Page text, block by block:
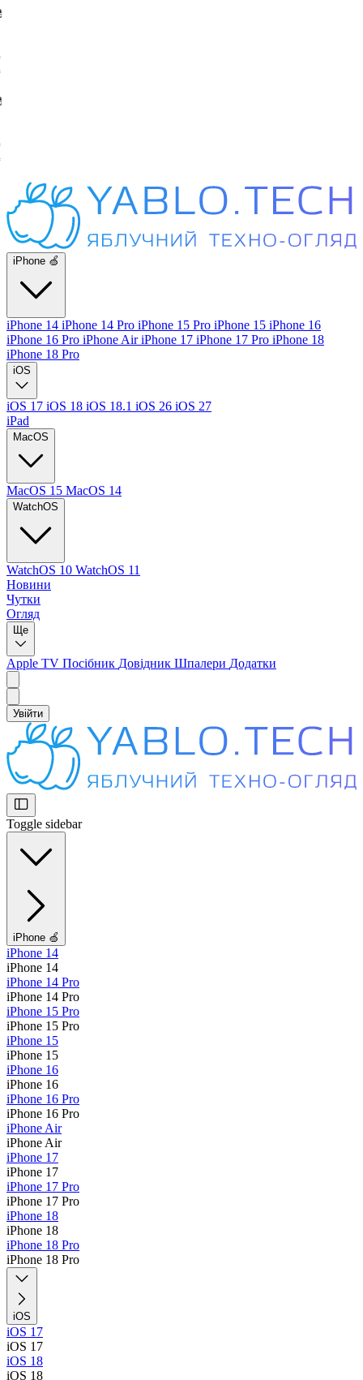
iPhone 🍏
iPhone 14 iPhone 14 Pro iPhone 15 Pro iPhone 15 iPhone 16
iPhone 16 Pro iPhone AiriPhone 17 iPhone 17 Pro iPhone 18
iPhone 18 Pro
iOS
iOS 17 iOS 18 iOS 18.1 iOS 26 iOS 27
iPad
MacOS
MacOS 15 MacOS 14
WatchOS
WatchOS 10 WatchOS 11
Новини
Чутки
Огляд
Ще
Apple TV Посібник Довідник Шпалери Додатки
Увійти
Toggle sidebar
iPhone 🍏
iPhone 14
iPhone 14
iPhone 14 Pro
iPhone 14 Pro
iPhone 15 Pro
iPhone 15 Pro
iPhone 15
iPhone 15
iPhone 16
iPhone 16
iPhone 16 Pro
iPhone 16 Pro
iPhone Air
iPhone Air
iPhone 17
iPhone 17
iPhone 17 Pro
iPhone 17 Pro
iPhone 18
iPhone 18
iPhone 18 Pro
iPhone 18 Pro
iOS
iOS 17
iOS 17
iOS 18
iOS 18